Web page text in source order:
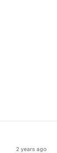
2 years ago